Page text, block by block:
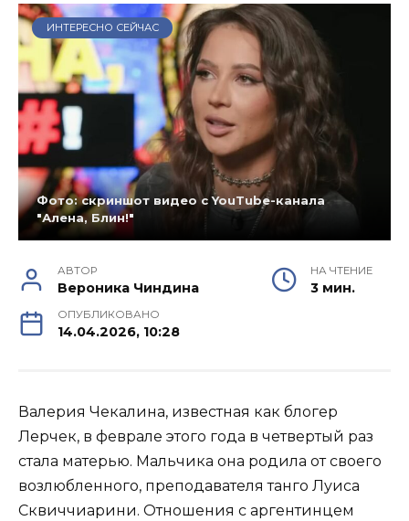
ИНТЕРЕСНО СЕЙЧАС
Фото: скриншот видео с YouTube-канала
"Алена, Блин!"
АВТОР
Вероника Чиндина
НА ЧТЕНИЕ
3 мин.
ОПУБЛИКОВАНО
14.04.2026, 10:28
Валерия Чекалина, известная как блогер
Лерчек, в феврале этого года в четвертый раз
стала матерью. Мальчика она родила от своего
возлюбленного, преподавателя танго Луиса
Сквиччиарини. Отношения с аргентинцем